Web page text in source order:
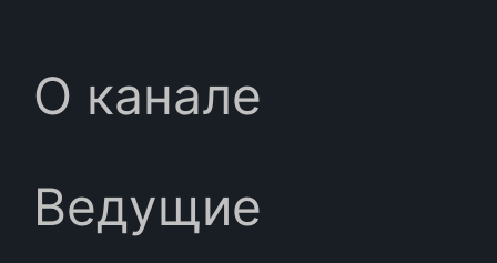
О канале
Ведущие